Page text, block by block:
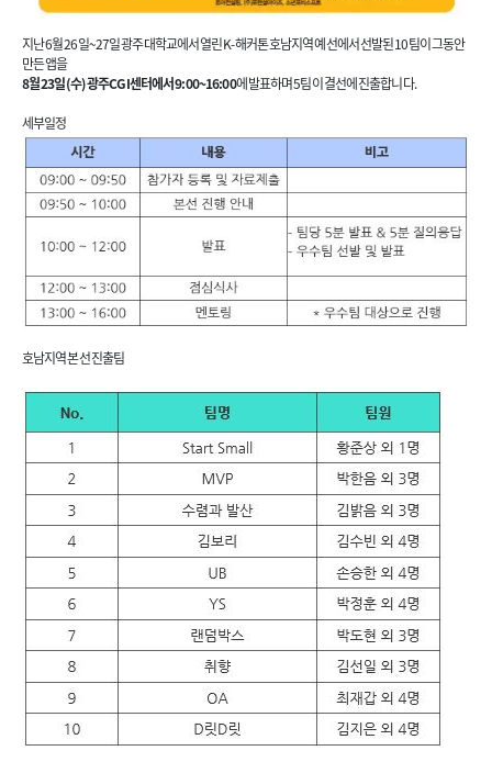
지난 6월 26일~27일 광주대학교에서 열린 K-해커톤 호남지역 예선에서 선발된 10팀이 그동안
만든 앱을
8월 23일(수) 광주CGI센터에서 9:00~16:00에 발표하며 5팀이 결선에 진출합니다.
세부일정
호남지역 본선 진출팀